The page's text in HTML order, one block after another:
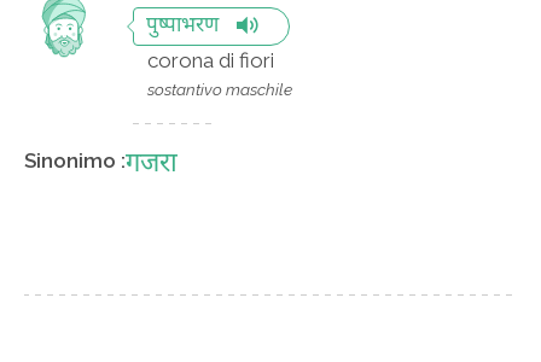
पुष्पाभरण
corona di fiori
sostantivo maschile
Sinonimo :गजरा